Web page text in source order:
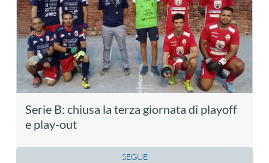
Serie B: chiusa la terza giornata di playoff
e play-out
SEGUE